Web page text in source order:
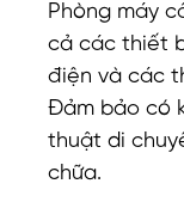
Phòng máy
cả các thiết
điện và các
Đảm bảo có
thuật di
chữa.